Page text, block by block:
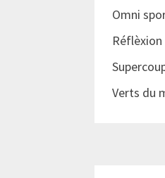
Omni
Réflèxion
Verts du